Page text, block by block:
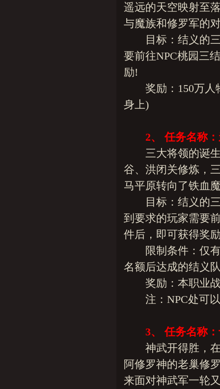
遥远的天空映射至
与魔族和修罗军的
目标：结义的三
要前往NPC桃园三
励!
奖励：150万人
身上)
2、 任务名称
三大将领的诞生
谷、洪闭关修炼，
马平原转向了铁血
目标：结义的三
到要求的玩家需要
件后，即可获得奖
限制条件：仅有
名额后达成的结义
奖励：本职业战
注：NPC处可以
3、 任务名称
神武开得胜，在
阿修罗神的老巢修
来面对神武军一轮